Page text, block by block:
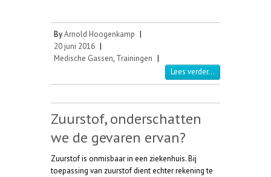
ByArnold Hoogenkamp |
20 juni 2016 |
Medische Gassen, Trainingen |
Lees verder...
Zuurstof, onderschatten
we de gevaren ervan?
Zuurstof is onmisbaar in een ziekenhuis. Bij
toepassing van zuurstof dient echter rekening te